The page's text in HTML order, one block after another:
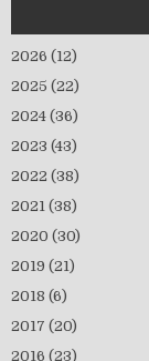
2026 (12)
2025 (22)
2024 (36)
2023 (43)
2022 (38)
2021 (38)
2020 (30)
2019 (21)
2018 (6)
2017 (20)
2016 (23)